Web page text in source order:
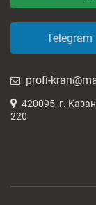
Telegram
profi-
420095, г.
220